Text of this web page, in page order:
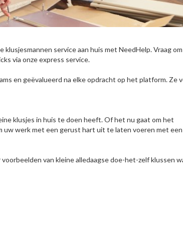
service aan huis met NeedHelp. Vraag
via onze express service.
en geëvalueerd na elke opdracht op het platform. Ze
klusjes in huis te doen heeft. Of het nu gaat om het
werk met een gerust hart uit te laten voeren met een
van kleine alledaagse doe-het-zelf klussen